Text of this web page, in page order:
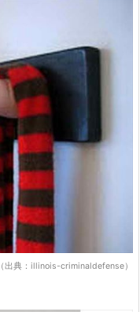
（出典：illinois-criminaldefense）